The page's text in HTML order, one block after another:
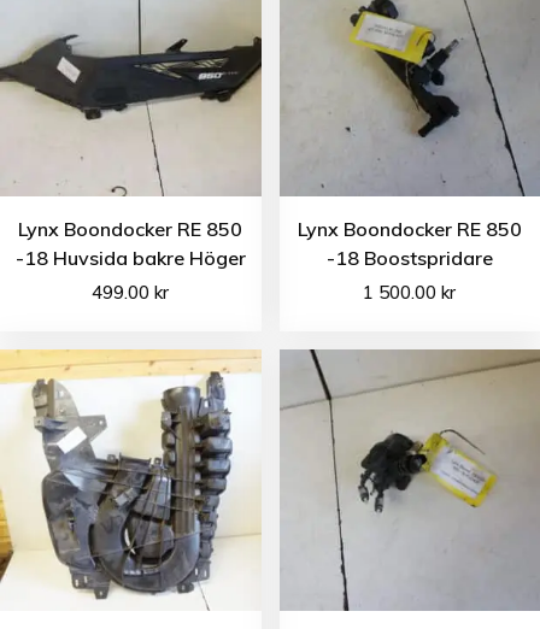
Lynx Boondocker RE 850
-18 Huvsida bakre Höger
499.00kr
Lynx Boondocker RE 850
-18 Boostspridare
1 500.00kr